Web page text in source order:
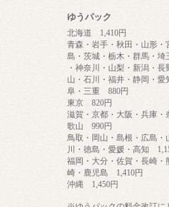
ゆうパック
北海道 1,410円
青森・岩手・秋田・山形・
島・茨城・栃木・群馬・埼
・神奈川・山梨・新潟・長
山・石川・福井・静岡・愛
阜・三重 880円
東京 820円
滋賀・京都・大阪・兵庫・
歌山 990円
鳥取・岡山・島根・広島・
川・徳島・愛媛・高知
福岡・大分・佐賀・長崎・
崎・鹿児島 1,410円
沖縄 1,450円